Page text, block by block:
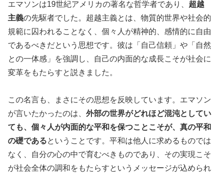
エマソンは19世紀アメリカの著名な哲学者であり、 超越
主義の先駆者でした。超越主義とは、物質的世界や社会的
規範に囚われることなく、個々人が精神的、感情的に自由
であるべきだという思想です。彼は「自己信頼」や「自然
との一体感」を強調し、自己の内面的な成長こそが社会に
変革をもたらすと説きました。
この名言も、まさにその思想を反映しています。エマソン
が言いたかったのは、 外部の世界がどれほど混沌としてい
ても、個々人が内面的な平和を保つことこそが、真の平和
の礎であるということです。平和は他人に求めるものでは
なく、自分の心の中で育むべきものであり、その実現こそ
が社会全体の調和をもたらすというメッセージが込められ